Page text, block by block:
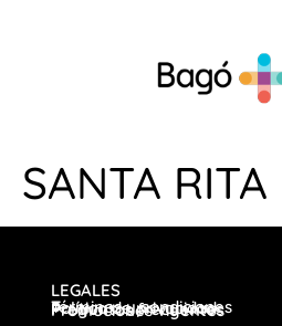
SANTA RITA
LEGALES
Términos y condiciones
Política de privacidad
Preguntas frecuentes
Promociones vigentes